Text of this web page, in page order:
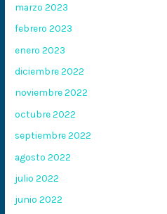
marzo 2023
febrero 2023
enero 2023
diciembre 2022
noviembre 2022
octubre 2022
septiembre 2022
agosto 2022
julio 2022
junio 2022